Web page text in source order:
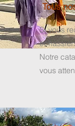
Tous
Si vous
Notre
vous